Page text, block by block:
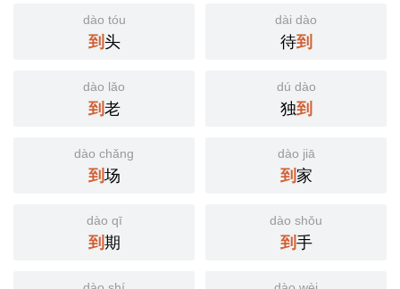
dào tóu
到 头
dài dào
待到
dào lǎo
到 老
dú dào
独到
dào chǎng
到 场
dào jiā
到 家
dào qī
到 期
dào shǒu
到 手